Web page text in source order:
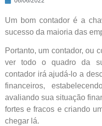
Um bom contador é a
sucesso da maioria das
Portanto, um contador, ou
ver todo o quadro da
contador irá ajudá-lo a
financeiros,
avaliando sua situação
fortes e fracos e criando
chegar lá.